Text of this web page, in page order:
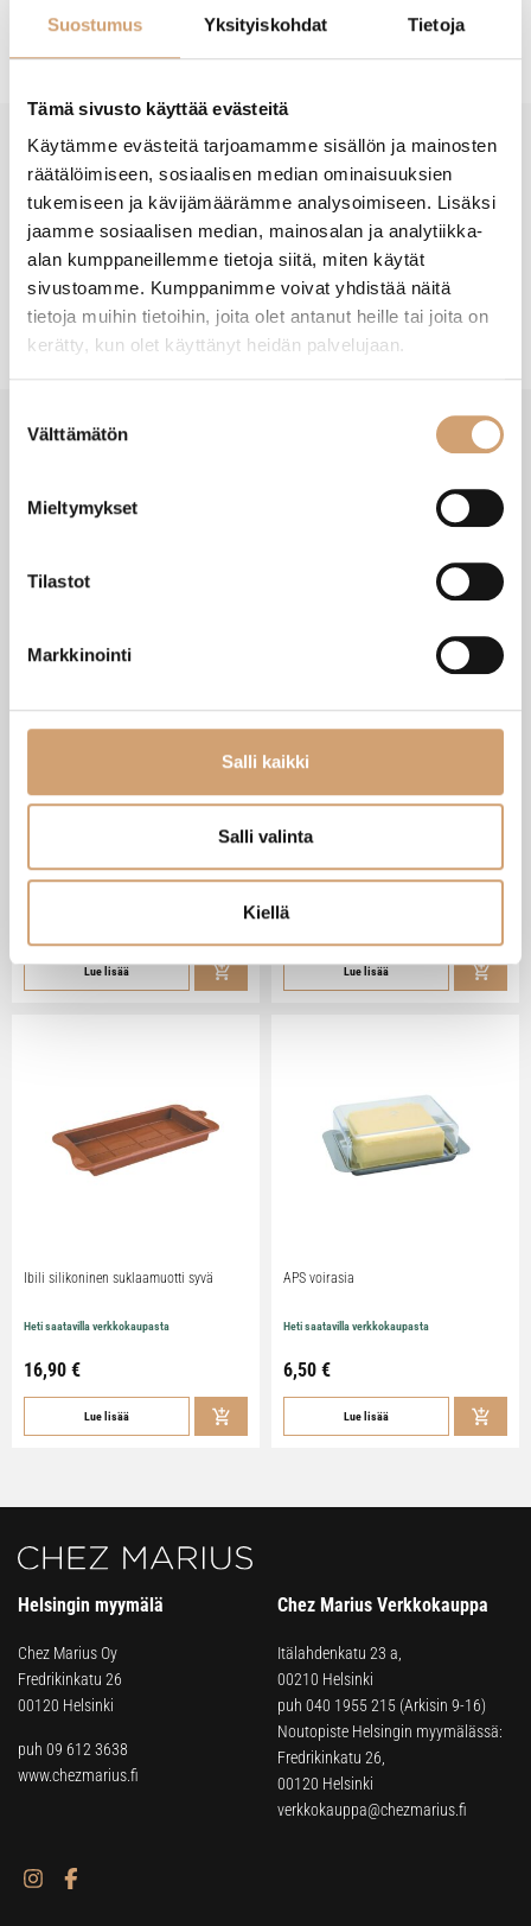
Suostumus Yksityiskohdat Tietoja
Tämä sivusto käyttää evästeitä
Käytämme evästeitä tarjoamamme sisällön ja mainosten
räätälöimiseen, sosiaalisen median ominaisuuksien
tukemiseen ja kävijämäärämme analysoimiseen. Lisäksi
jaamme sosiaalisen median, mainosalan ja analytiikka-
alan kumppaneillemme tietoja siitä, miten käytät
sivustoamme. Kumppanimme voivat yhdistää näitä
tietoja muihin tietoihin, joita olet antanut heille tai joita on
kerätty, kun olet käyttänyt heidän palvelujaan.
valinta
Välttämätön
Mieltymykset
Tilastot
Markkinointi
Salli kaikki
Salli valinta
Kiellä
Tuotekuvaus
- Tuotteesta ei ole vielä arvosteluja -
New content loaded
Heti saatavilla verkkokaupasta
Lue lisää
Ibili Sushisetti
Heti saatavilla verkkokaupasta
29,90
Lue lisää
Ibili silikoninen suklaamuotti syvä
Heti saatavilla verkkokaupasta
16,90 €
Lue lisää
APS voirasia
Heti saatavilla verkkokaupasta
6,50 €
Lue lisää
Helsingin myymälä
Chez Marius Oy
Fredrikinkatu 26
00120 Helsinki
puh 09 612 3638
www.chezmarius.fi
Chez Marius Verkkokauppa
Itälahdenkatu 23 a,
00210 Helsinki
puh 040 1955 215 (Arkisin 9-16)
Noutopiste Helsingin myymälässä:
Fredrikinkatu 26,
00120 Helsinki
verkkokauppa@chezmarius.fi